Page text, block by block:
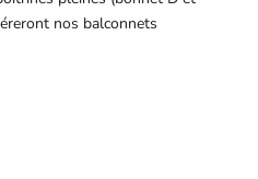
nos balconnets